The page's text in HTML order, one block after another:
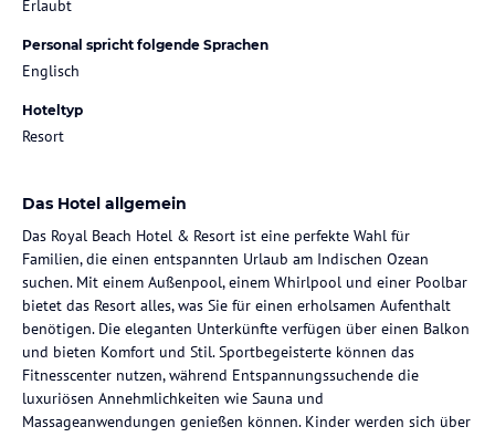
Erlaubt
Personal spricht folgende Sprachen
Englisch
Hoteltyp
Resort
Das Hotel allgemein
Das Royal Beach Hotel & Resort ist eine perfekte Wahl für
Familien, die einen entspannten Urlaub am Indischen Ozean
suchen. Mit einem Außenpool, einem Whirlpool und einer Poolbar
bietet das Resort alles, was Sie für einen erholsamen Aufenthalt
benötigen. Die eleganten Unterkünfte verfügen über einen Balkon
und bieten Komfort und Stil. Sportbegeisterte können das
Fitnesscenter nutzen, während Entspannungssuchende die
luxuriösen Annehmlichkeiten wie Sauna und
Massageanwendungen genießen können. Kinder werden sich über